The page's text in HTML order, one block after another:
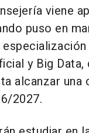
viene
puso en
y Big
alcanzar una
2027.